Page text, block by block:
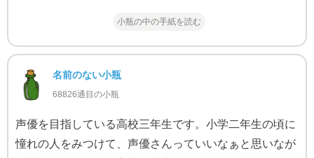
小瓶の中の手紙を読む
名前のない小瓶
68826通目の小瓶
声優を目指している高校三年生です。小学二年生の頃に
憧れの人をみつけて、声優さんっていいなぁと思いなが